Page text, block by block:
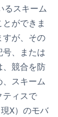
るスキーム
ができま
すが、その
、または
、競合を防
、スキーム
ティスで
X）のモバ